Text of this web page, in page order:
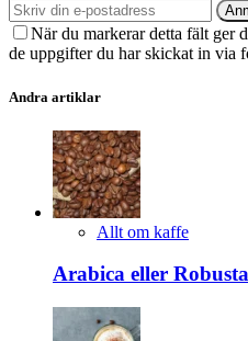
När du markerar detta fält ger
de uppgifter du har skickat in via
Andra artiklar
Allt om kaffe
Arabica eller